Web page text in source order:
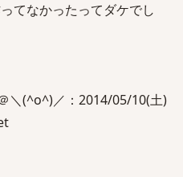
てなかったってダケでし
＼(^o^)／：2014/05/10(土)